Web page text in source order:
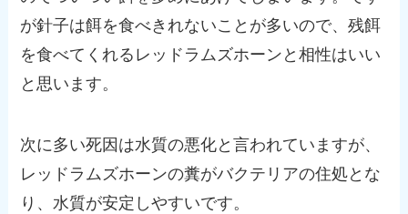
が針子は餌を食べきれないことが多いので、残餌
を食べてくれるレッドラムズホーンと相性はいい
と思います。
次に多い死因は水質の悪化と言われていますが、
レッドラムズホーンの糞がバクテリアの住処とな
り、水質が安定しやすいです。